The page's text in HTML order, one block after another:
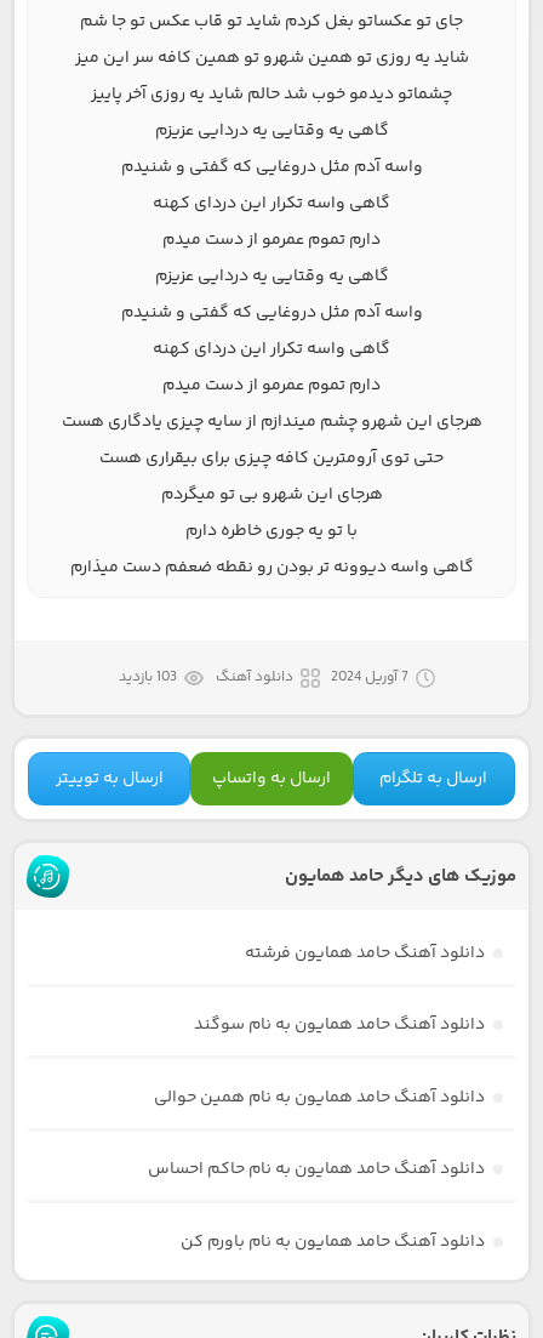
جای تو عکساتو بغل کردم شاید تو قاب عکس تو جا شم
شاید یه روزی تو همین شهرو تو همین کافه سر این میز
چشماتو دیدمو خوب شد حالم شاید یه روزی آخر پاییز
گاهی یه وقتایی یه دردایی عزیزم
واسه آدم مثل دروغایی که گفتی و شنیدم
گاهی واسه تکرار این دردای کهنه
دارم تموم عمرمو از دست میدم
گاهی یه وقتایی یه دردایی عزیزم
واسه آدم مثل دروغایی که گفتی و شنیدم
گاهی واسه تکرار این دردای کهنه
دارم تموم عمرمو از دست میدم
هرجای این شهرو چشم میندازم از سایه چیزی یادگاری هست
حتی توی آرومترین کافه چیزی برای بیقراری هست
هرجای این شهرو بی تو میگردم
با تو یه جوری خاطره دارم
گاهی واسه دیوونه تر بودن رو نقطه ضعفم دست میذارم
7 آوریل 2024 دانلود آهنگ 103 بازدید
ارسال به تلگرام ارسال به واتساپ ارسال به توییتر
موزیک های دیگر حامد همایون
دانلود آهنگ حامد همایون فرشته
دانلود آهنگ حامد همایون به نام سوگند
دانلود آهنگ حامد همایون به نام همین حوالی
دانلود آهنگ حامد همایون به نام حاکم احساس
دانلود آهنگ حامد همایون به نام باورم کن